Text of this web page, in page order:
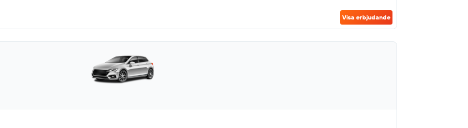
Visa erbjudande